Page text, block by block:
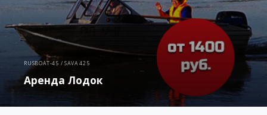
RUSBOAT-45 / SAVA 425
Аренда Лодок